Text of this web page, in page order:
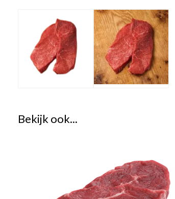
Bekijk ook...